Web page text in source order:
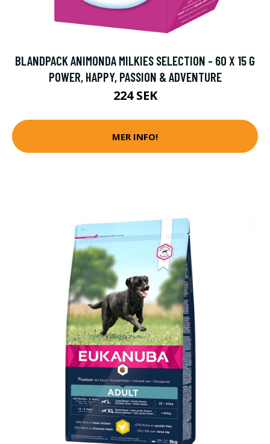
BLANDPACK ANIMONDA MILKIES SELECTION - 60 X 15 G
POWER, HAPPY, PASSION & ADVENTURE
224 SEK
MER INFO!